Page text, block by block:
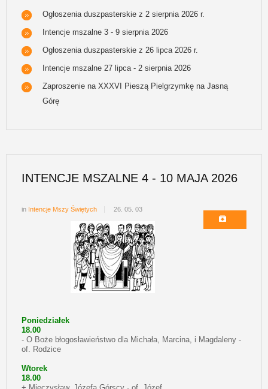
Ogłoszenia duszpasterskie z 2 sierpnia 2026 r.
Intencje mszalne 3 - 9 sierpnia 2026
Ogłoszenia duszpasterskie z 26 lipca 2026 r.
Intencje mszalne 27 lipca - 2 sierpnia 2026
Zaproszenie na XXXVI Pieszą Pielgrzymkę na Jasną
Górę
INTENCJE MSZALNE 4 - 10 MAJA 2026
in Intencje Mszy Świętych 26. 05. 03
Poniedziałek
18.00
- O Boże błogosławieństwo dla Michała, Marcina, i Magdaleny -
of. Rodzice
Wtorek
18.00